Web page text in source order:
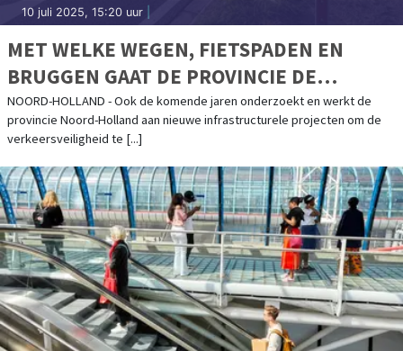
10 juli 2025, 15:20 uur
MET WELKE WEGEN, FIETSPADEN EN
BRUGGEN GAAT DE PROVINCIE DE
KOMENDE 8 JAAR AAN DE SLAG?
NOORD-HOLLAND - Ook de komende jaren onderzoekt en werkt de
provincie Noord-Holland aan nieuwe infrastructurele projecten om de
verkeersveiligheid te [...]